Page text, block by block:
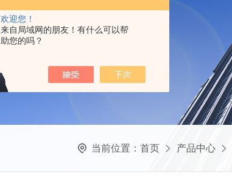
欢迎您！
来自局域网的朋友！有什么可以帮
助您的吗？
当前位置： 首页 产品中心